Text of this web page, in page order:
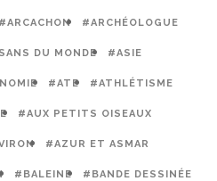
#ARCACHON #ARCHÉOLOGUE
DU MONDE #ASIE
#ATE #ATHLÉTISME
#AUX PETITS OISEAUX
#AZUR ET ASMAR
#BALEINE #BANDE DESSINÉE